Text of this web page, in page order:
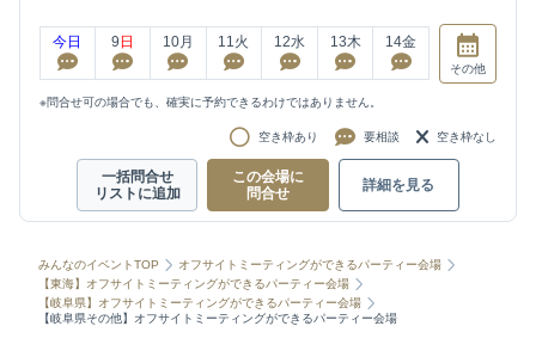
今日 9 日 10月 11火 12水 13木 14金
その他
※問合せ可の場合でも、確実に予約できるわけではありません。
空き枠あり 要相談 空き枠なし
一括問合せ
リストに追加
この会場に
問合せ
詳細を見る
みんなのイベントTOP
オフサイトミーティングができるパーティー会場
【東海】オフサイトミーティングができるパーティー会場
【岐阜県】オフサイトミーティングができるパーティー会場
【岐阜県その他】オフサイトミーティングができるパーティー会場